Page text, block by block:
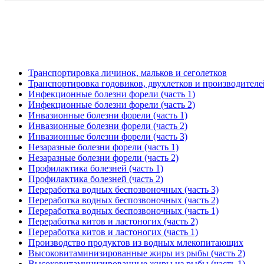
Транспортировка личинок, мальков и сеголетков
Транспортировка годовиков, двухлетков и
Инфекционные болезни форели (часть 1)
Инфекционные болезни форели (часть 2)
Инвазионные болезни форели (часть 1)
Инвазионные болезни форели (часть 2)
Инвазионные болезни форели (часть 3)
Незаразные болезни форели (часть 1)
Незаразные болезни форели (часть 2)
Профилактика болезней (часть 1)
Профилактика болезней (часть 2)
Переработка водных беспозвоночных (часть 3)
Переработка водных беспозвоночных (часть 2)
Переработка водных беспозвоночных (часть 1)
Переработка китов и ластоногих (часть 2)
Переработка китов и ластоногих (часть 1)
Производство продуктов из водных млекопитающих
Высоковитаминизированные жиры из рыбы (часть 2)